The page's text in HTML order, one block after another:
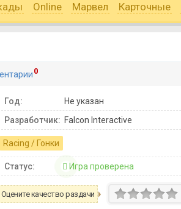
Online Марвел Карточные
0
Год:
Не указан
Разработчик: Falcon Interactive
Racing / Гонки
Статус: Игра проверена
Оцените качество раздачи